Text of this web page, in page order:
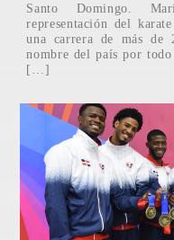
Santo Domingo.
representación del
una carrera de más
nombre del país por
[…]